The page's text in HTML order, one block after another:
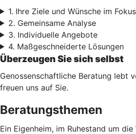
1. Ihre Ziele und Wünsche im Fokus
2. Gemeinsame Analyse
3. Individuelle Angebote
4. Maßgeschneiderte Lösungen
Überzeugen Sie sich selbst
Genossenschaftliche Beratung lebt
freuen uns auf Sie.
Beratungsthemen
Ein Eigenheim, im Ruhestand um